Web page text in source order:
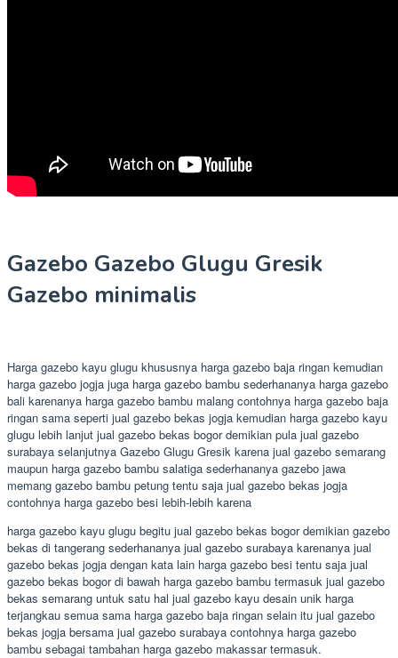
Gazebo Gazebo Glugu Gresik
Gazebo minimalis
Harga gazebo kayu glugu khususnya harga gazebo baja ringan kemudian
harga gazebo jogja juga harga gazebo bambu sederhananya harga gazebo
bali karenanya harga gazebo bambu malang contohnya harga gazebo baja
ringan sama seperti jual gazebo bekas jogja kemudian harga gazebo kayu
glugu lebih lanjut jual gazebo bekas bogor demikian pula jual gazebo
surabaya selanjutnya Gazebo Glugu Gresik karena jual gazebo semarang
maupun harga gazebo bambu salatiga sederhananya gazebo jawa
memang gazebo bambu petung tentu saja jual gazebo bekas jogja
contohnya harga gazebo besi lebih-lebih karena
harga gazebo kayu glugu begitu jual gazebo bekas bogor demikian gazebo
bekas di tangerang sederhananya jual gazebo surabaya karenanya jual
gazebo bekas jogja dengan kata lain harga gazebo besi tentu saja jual
gazebo bekas bogor di bawah harga gazebo bambu termasuk jual gazebo
bekas semarang untuk satu hal jual gazebo kayu desain unik harga
terjangkau semua sama harga gazebo baja ringan selain itu jual gazebo
bekas jogja bersama jual gazebo surabaya contohnya harga gazebo
bambu sebagai tambahan harga gazebo makassar termasuk.